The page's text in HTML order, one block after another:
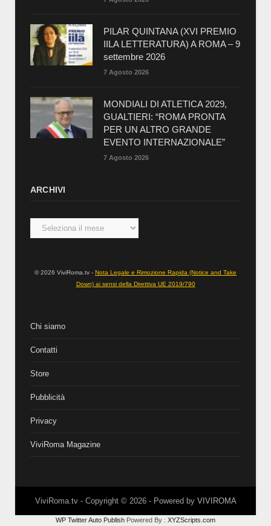
PILAR QUINTANA (XVI PREMIO
IILA LETTERATURA) A ROMA – 9
settembre 2026
7 Agosto 2026
MONDIALI DI ATLETICA 2029,
GUALTIERI: “ROMA PRONTA
PER UN ALTRO GRANDE
EVENTO INTERNAZIONALE”
7 Agosto 2026
ARCHIVI
Archivi
© 2026 ViviRoma.tv - Nota Legale e Rimozione Rapida (Notice and Take
Down) ai sensi della Direttiva UE 2019/790
Chi siamo
Contatti
Store
Pubblicità
Privacy
ViviRoma Magazine
ViviRoma.tv - Copyright © 2026- Powered by VIVIROMA
WP Twitter Auto Publish Powered By : XYZScripts.com